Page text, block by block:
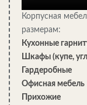
водозабора)
Внутри
формируя
колодец.
Заливаем
усиливая
Корпусная
размерам:
Кухонные
Шкафы (купе,
Гардеробные
Офисная мебель
Прихожие